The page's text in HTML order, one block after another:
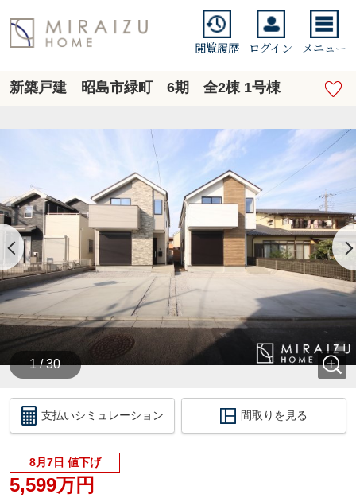
閲覧履歴 ログイン メニュー
新築戸建 昭島市緑町 6期 全2棟 1号棟
1 / 30
支払いシミュレーション 間取りを見る
8月7日 値下げ
5,599万円